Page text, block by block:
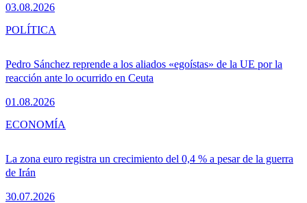
03.08.2026
Pedro Sánchez reprende a los aliados «egoístas» de la UE por la
reacción ante lo ocurrido en Ceuta
01.08.2026
POLÍTICA
La zona euro registra un crecimiento del 0,4 % a pesar de la guerra
de Irán
30.07.2026
ECONOMÍA